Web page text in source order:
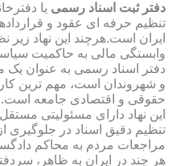
دفتر ثبت اسناد رسمی یا
تنظیم حرفه ای عقود و
ایران است.هرچند این نهاد
وابستگی مالی به حاکمیت
دفتر اسناد رسمی به عنوان
و شهروندان است، مهم ترین کار
حقوقی و اقتصادی جامعه است.
این نهاد دارای مسئولیتی
تنظیم دقیق اسناد در
مراجعات مردم به محاکم
هر چند در ایران به ظاهر،